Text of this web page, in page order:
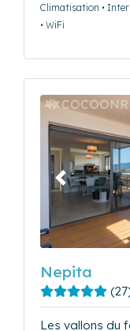
Climatisation •
• WiFi
Précédent
Nepita
Les vallons du